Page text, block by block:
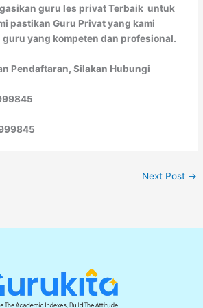
guru les privat Terbaik untuk
pastikan Guru Privat yang kami
yang kompeten dan profesional.
Pendaftaran, Silakan Hubungi
Next Post →